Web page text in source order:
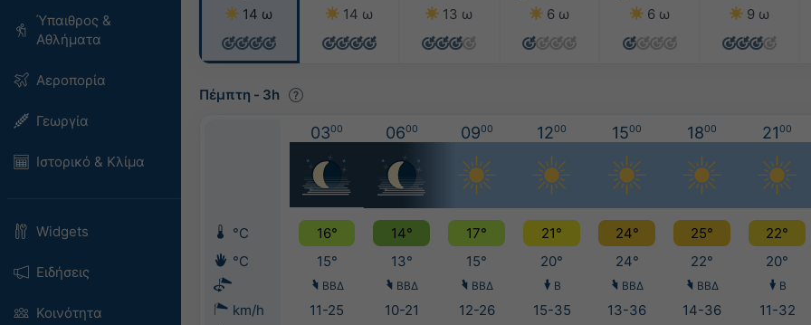
Ύπαιθρος &
Αθλήματα
Αεροπορία
Γεωργία
Ιστορικό & Κλίμα
Widgets
Ειδήσεις
Κοινότητα
14 ω
14 ω
13 ω
6 ω
6 ω
9 ω
Πέμπτη - 3h
0300 0600 0900 1200 1500 1800 2100
°C 16° 14° 17° 21° 24° 25° 22°
°C
15° 13° 15° 20° 24° 22° 20°
ΒΒΔ ΒΒΔ ΒΒΔ Β ΒΒΔ ΒΒΔ Β
km/h 11-25 10-21 12-26 15-35 13-36 14-36 11-32